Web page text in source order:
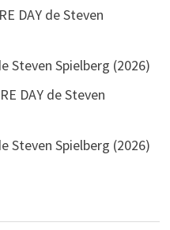
DAY de Steven
Steven Spielberg (2026)
DAY de Steven
Steven Spielberg (2026)